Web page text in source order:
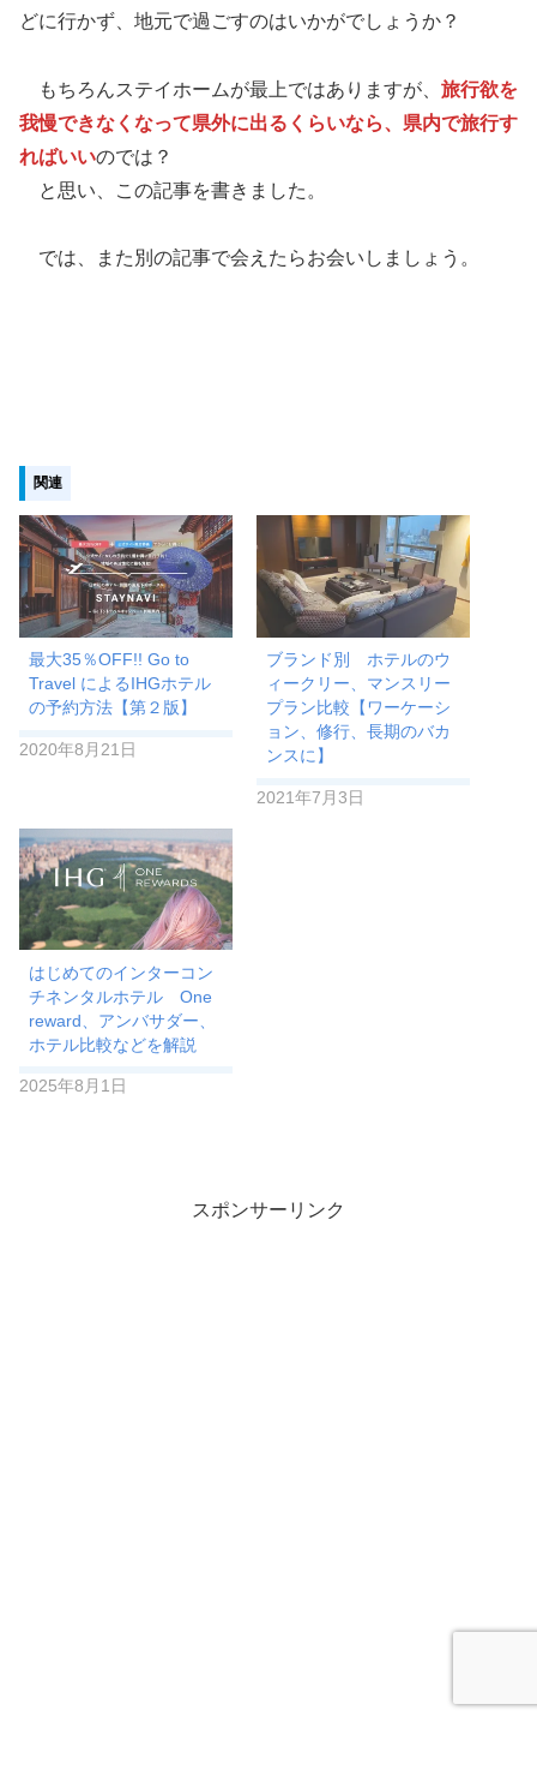
どに行かず、地元で過ごすのはいかがでしょうか？
もちろんステイホームが最上ではありますが、 旅行欲を
我慢できなくなって県外に出るくらいなら、県内で旅行す
ればいいのでは？
と思い、この記事を書きました。
では、また別の記事で会えたらお会いしましょう。
関連
最大35％OFF!! Go to
Travel によるIHGホテル
の予約方法【第２版】
2020年8月21日
ブランド別 ホテルのウ
ィークリー、マンスリー
プラン比較【ワーケーシ
ョン、修行、長期のバカ
ンスに】
2021年7月3日
はじめてのインターコン
チネンタルホテル One
reward、アンバサダー、
ホテル比較などを解説
2025年8月1日
スポンサーリンク